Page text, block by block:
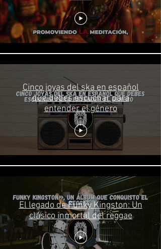
Cinco joyas del ska en español
que debes escuchar para
entender el género
El legado de Funky Kingston: Un
clásico inmortal del reggae